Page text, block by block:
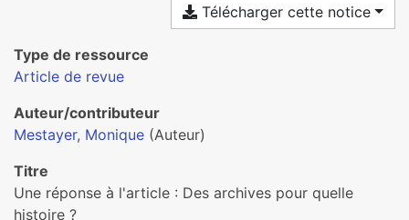
Télécharger cette notice
Type de ressource
Article de revue
Auteur/contributeur
Mestayer, Monique (Auteur)
Titre
Une réponse à l'article : Des archives pour quelle
histoire ?